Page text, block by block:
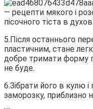
5.Після останнього
пластичним, стане
добре тримати форму
не буде.
6.Зібрати його в кулю
заморозку, приблизно